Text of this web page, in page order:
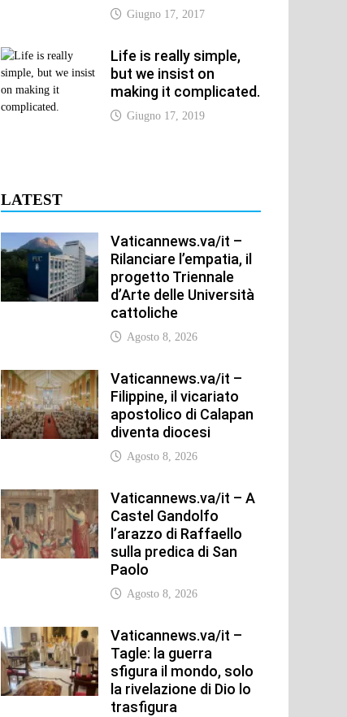
Giugno 17, 2017
Life is really simple,
but we insist on
making it complicated.
Giugno 17, 2019
LATEST
Vaticannews.va/it –
Rilanciare l’empatia, il
progetto Triennale
d’Arte delle Università
cattoliche
Agosto 8, 2026
Vaticannews.va/it –
Filippine, il vicariato
apostolico di Calapan
diventa diocesi
Agosto 8, 2026
Vaticannews.va/it – A
Castel Gandolfo
l’arazzo di Raffaello
sulla predica di San
Paolo
Agosto 8, 2026
Vaticannews.va/it –
Tagle: la guerra
sfigura il mondo, solo
la rivelazione di Dio lo
trasfigura